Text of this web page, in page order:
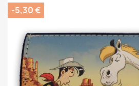
-5,30 €